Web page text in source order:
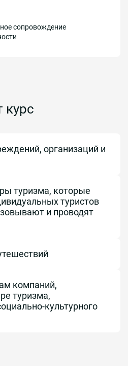
сопровождение
курс
организаций и
туризма, которые
туристов
и проводят
компаний,
туризма,
культурного